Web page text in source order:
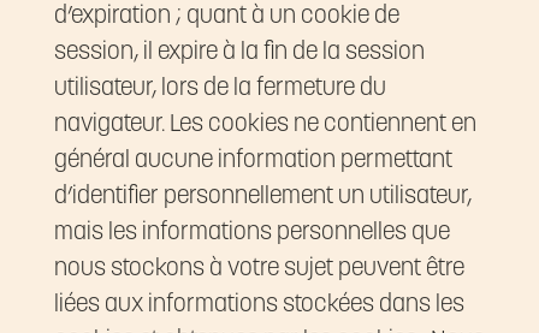
d’expiration ; quant à un cookie de
session, il expire à la fin de la session
utilisateur, lors de la fermeture du
navigateur. Les cookies ne contiennent en
général aucune information permettant
d’identifier personnellement un utilisateur,
mais les informations personnelles que
nous stockons à votre sujet peuvent être
liées aux informations stockées dans les